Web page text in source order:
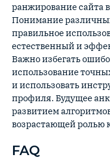
ранжирование сайта
Понимание
правильное
естественный и
Важно избегать
использование
и использовать
профиля. Будущее
развитием
возрастающей ролью
FAQ